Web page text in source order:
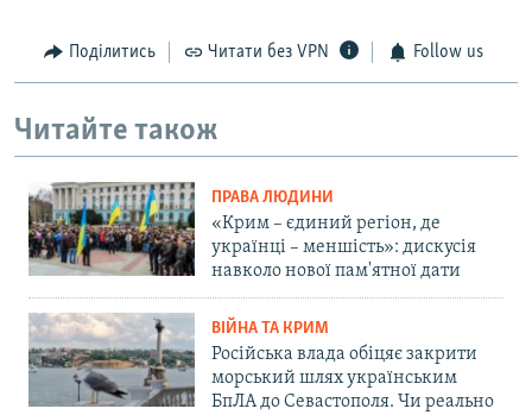
Поділитись Читати без VPN Follow us
Читайте також
ПРАВА ЛЮДИНИ
«Крим – єдиний регіон, де
українці – меншість»: дискусія
навколо нової пам'ятної дати
ВІЙНА ТА КРИМ
Російська влада обіцяє закрити
морський шлях українським
БпЛА до Севастополя. Чи реально